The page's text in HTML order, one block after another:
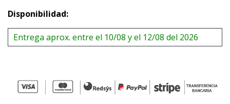
Disponibilidad:
Entrega aprox. entre el 10/08 y el 12/08 del 2026